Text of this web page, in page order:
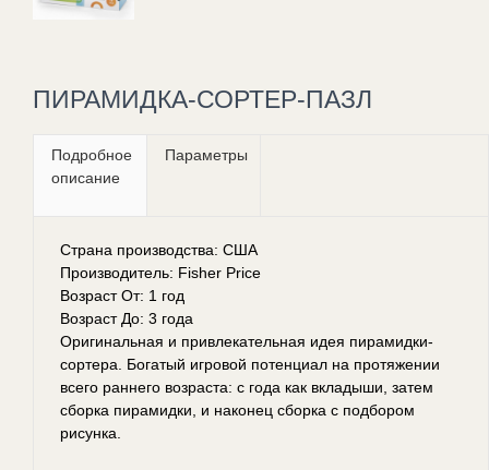
ПИРАМИДКА-СОРТЕР-ПАЗЛ
Подробное
описание
Параметры
Страна производства: США
Производитель: Fisher Price
Возраст От: 1 год
Возраст До: 3 года
Оригинальная и привлекательная идея пирамидки-
сортера. Богатый игровой потенциал на протяжении
всего раннего возраста: с года как вкладыши, затем
сборка пирамидки, и наконец сборка с подбором
рисунка.